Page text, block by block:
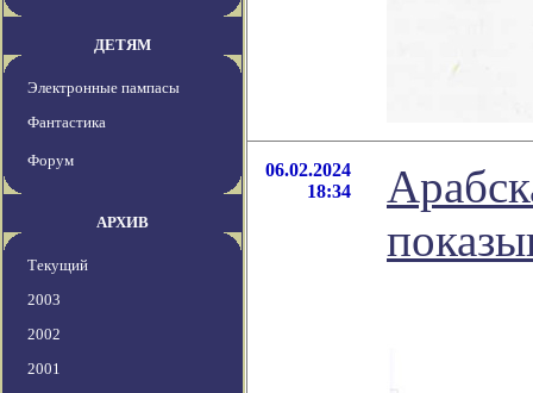
ДЕТЯМ
Электронные пампасы
Фантастика
Форум
АРХИВ
Текущий
2003
2002
2001
06.02.2024
18:34